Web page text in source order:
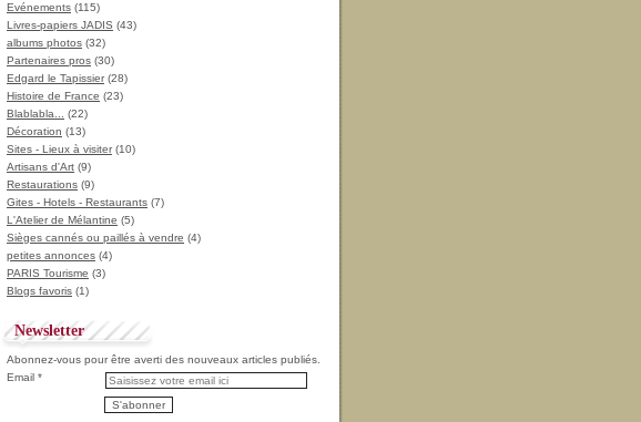
Evénements (115)
Livres-papiers JADIS (43)
albums photos (32)
Partenaires pros (30)
Edgard le Tapissier(28)
Histoire de France (23)
Blablabla...
(22)
Décoration (13)
Sites - Lieux à visiter(10)
Artisans d'Art (9)
Restaurations (9)
Gites - Hotels - Restaurants (7)
L'Atelier de Mélantine (5)
Sièges cannés ou paillés à vendre (4)
petites annonces (4)
PARIS Tourisme (3)
Blogs favoris (1)
Newsletter
Abonnez-vous pour être averti des nouveaux articles publiés.
Email